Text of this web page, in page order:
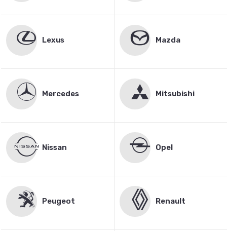
Lexus Mazda
Mercedes Mitsubishi
Nissan Opel
Peugeot Renault